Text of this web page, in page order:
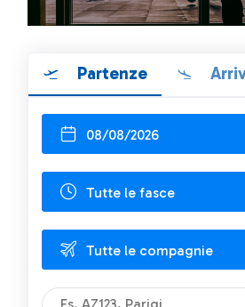
Partenze
08/08/2026
Tutte le fasce
Tutte le compagnie